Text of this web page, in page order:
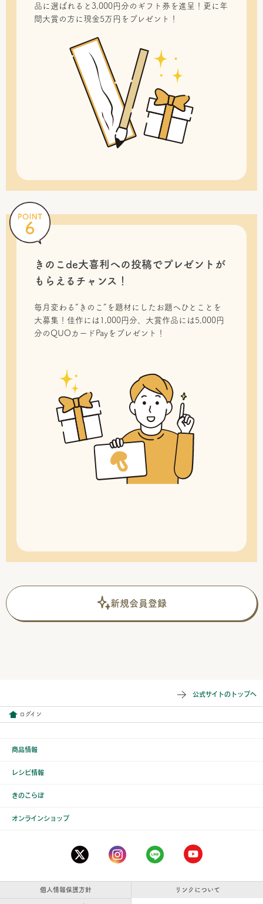
品に選ばれると3,000円分のギフト券を進呈！更に年
間大賞の方に現金5万円をプレゼント！
きのこde大喜利への投稿でプレゼントが
もらえるチャンス！
毎月変わる“きのこ”を題材にしたお題へひとことを
大募集！佳作には1,000円分、大賞作品には5,000円
分のQUOカードPayをプレゼント！
新規会員登録
公式サイトのトップへ
ログイン
商品情報
レシピ情報
きのこらぼ
オンラインショップ
個人情報保護方針 リンクについて